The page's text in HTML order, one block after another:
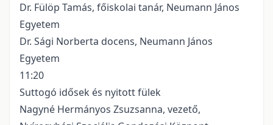
Dr. Fülöp Tamás, főiskolai tanár, Neumann János
Egyetem
Dr. Sági Norberta docens, Neumann János
Egyetem
11:20
Suttogó idősek és nyitott fülek
Nagyné Hermányos Zsuzsanna, vezető,